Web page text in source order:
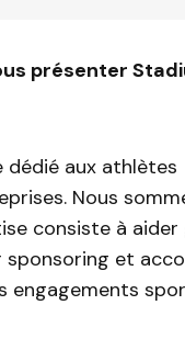
présenter
dédié aux athlètes
Nous
consiste à
et
engagements